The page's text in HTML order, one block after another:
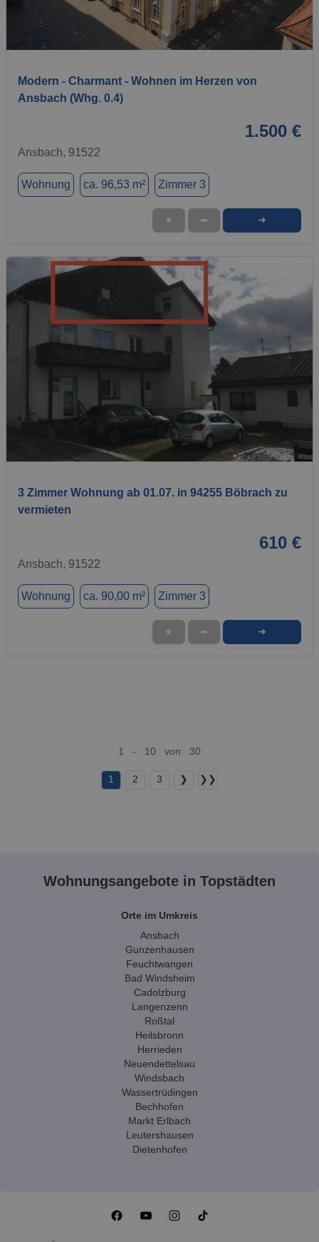
1 / 12
Modern - Charmant - Wohnen im Herzen von
Ansbach (Whg. 0.4)
1.500 €
Ansbach, 91522
Wohnung ca. 96,53 m² Zimmer 3
★ ➦ ➜
1 / 2
3 Zimmer Wohnung ab 01.07. in 94255 Böbrach zu
vermieten
610 €
Ansbach, 91522
Wohnung ca. 90,00 m² Zimmer 3
★ ➦ ➜
1 - 10 von 30
1 2 3 ❯ ❯❯
Wohnungsangebote in Topstädten
Orte im Umkreis
Ansbach
Gunzenhausen
Feuchtwangen
Bad Windsheim
Cadolzburg
Langenzenn
Roßtal
Heilsbronn
Herrieden
Neuendettelsau
Windsbach
Wassertrüdingen
Bechhofen
Markt Erlbach
Leutershausen
Dietenhofen